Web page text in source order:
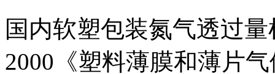
国内软塑包装氮气透过
2000《塑料薄膜和薄片